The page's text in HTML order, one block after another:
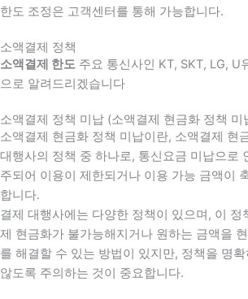
한도 조정은 고객센터를 통해 가능합니다.
소액결제 정책
소액결제 한도 주요 통신사인 KT, SKT, LG, U
으로 알려드리겠습니다
소액결제 정책 미납 (소액결제 현금화 정책 미
소액결제 현금화 정책 미납이란, 소액결제 현
대행사의 정책 중 하나로, 통신요금 미납으로
주되어 이용이 제한되거나 이용 가능 금액이
합니다.
결제 대행사에는 다양한 정책이 있으며, 이 정
제 현금화가 불가능해지거나 원하는 금액을
를 해결할 수 있는 방법이 있지만, 정책을 명
않도록 주의하는 것이 중요합니다.